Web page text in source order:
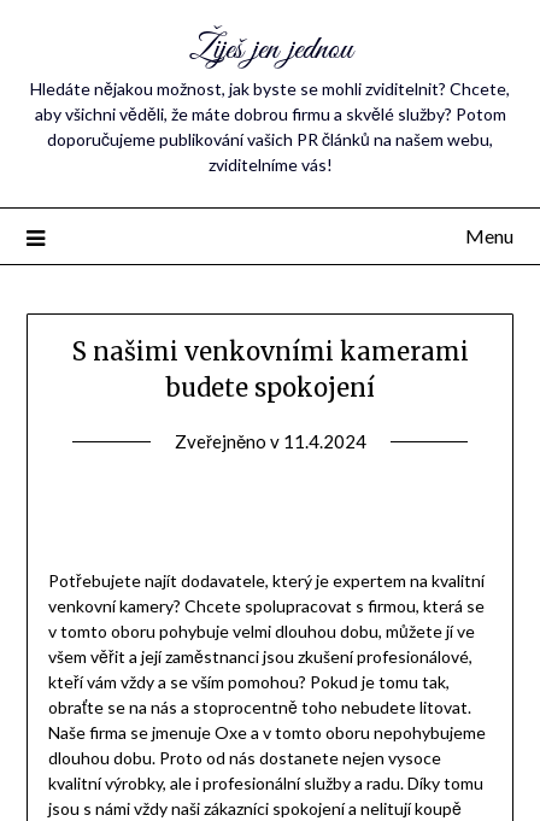
Žiješ jen jednou
Hledáte nějakou možnost, jak byste se mohli zviditelnit? Chcete,
aby všichni věděli, že máte dobrou firmu a skvělé služby? Potom
doporučujeme publikování vašich PR článků na našem webu,
zviditelníme vás!
Menu
S našimi venkovními kamerami
budete spokojení
Zveřejněno v 11.4.2024
Potřebujete najít dodavatele, který je expertem na kvalitní
venkovní kamery? Chcete spolupracovat s firmou, která se
v tomto oboru pohybuje velmi dlouhou dobu, můžete jí ve
všem věřit a její zaměstnanci jsou zkušení profesionálové,
kteří vám vždy a se vším pomohou? Pokud je tomu tak,
obraťte se na nás a stoprocentně toho nebudete litovat.
Naše firma se jmenuje Oxe a v tomto oboru nepohybujeme
dlouhou dobu. Proto od nás dostanete nejen vysoce
kvalitní výrobky, ale i profesionální služby a radu. Díky tomu
jsou s námi vždy naši zákazníci spokojení a nelitují koupě